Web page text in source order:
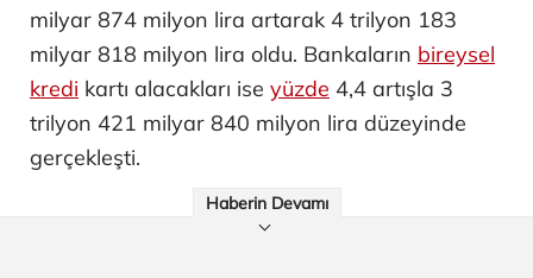
milyar 874 milyon lira artarak 4 trilyon 183
milyar 818 milyon lira oldu. Bankaların bireysel
kredi kartı alacakları ise yüzde 4,4 artışla 3
trilyon 421 milyar 840 milyon lira düzeyinde
gerçekleşti.
Haberin Devamı